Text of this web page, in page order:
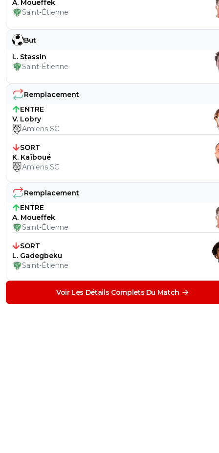
A. Moueffek
Saint-Étienne
But
L. Stassin
Saint-Étienne
Remplacement
ENTRE
V. Lobry
Amiens SC
SORT
K. Kaïboué
Amiens SC
Remplacement
ENTRE
A. Moueffek
Saint-Étienne
SORT
L. Gadegbeku
Saint-Étienne
Voir Les Détails Complets Du Match